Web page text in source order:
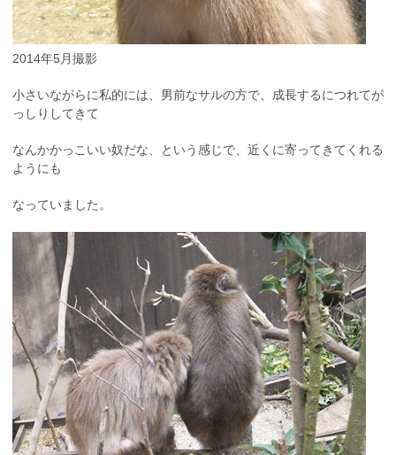
2014年5月撮影
小さいながらに私的には、男前なサルの方で、成長するにつれてが
っしりしてきて
なんかかっこいい奴だな、という感じで、近くに寄ってきてくれる
ようにも
なっていました。